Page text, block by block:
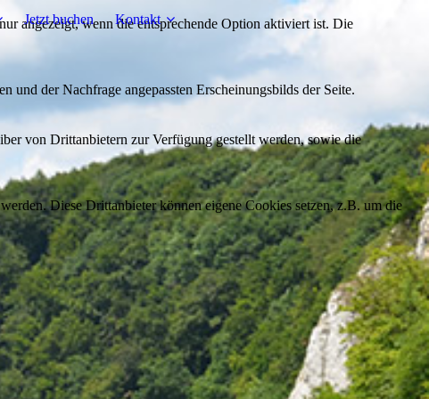
Jetzt buchen Kontakt
angezeigt, wenn die entsprechende Option aktiviert ist. Die
der Nachfrage angepassten Erscheinungsbilds der Seite.
von Drittanbietern zur Verfügung gestellt werden, sowie die
Diese Drittanbieter können eigene Cookies setzen, z.B. um die